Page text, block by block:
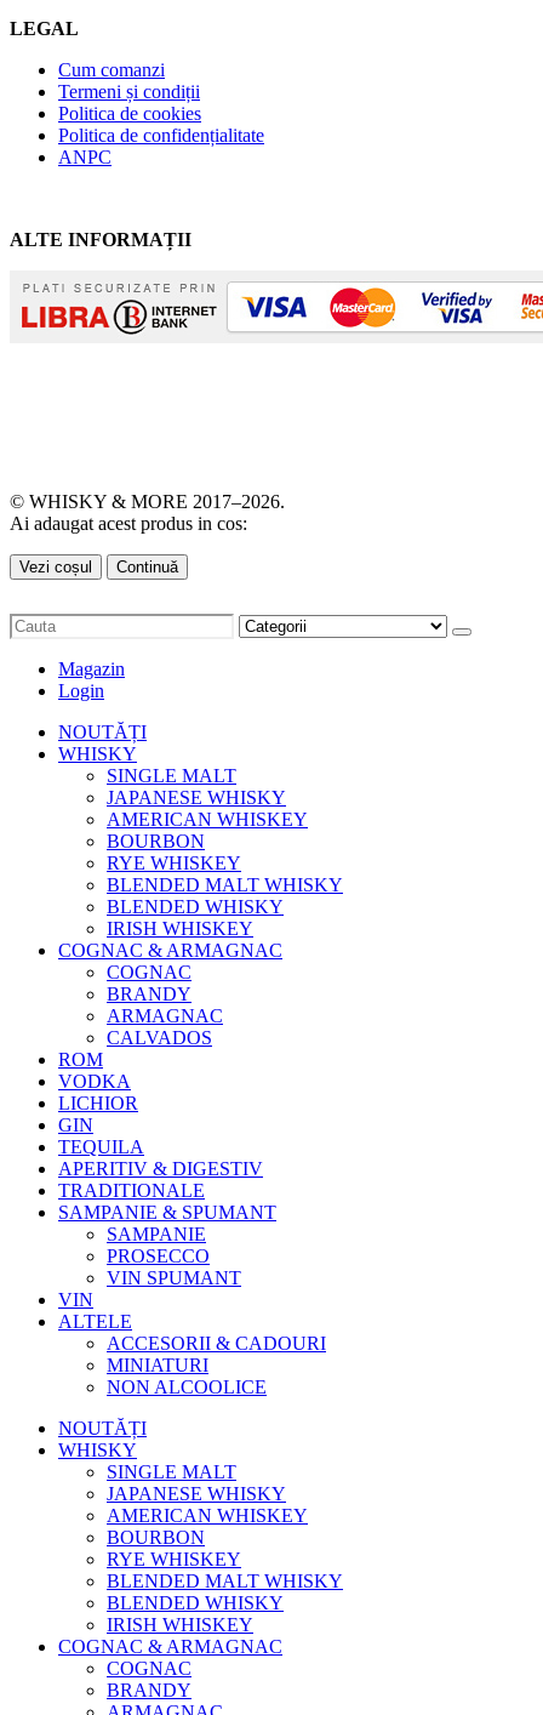
LEGAL
Cum comanzi
Termeni și condiții
Politica de cookies
Politica de confidențialitate
ANPC
ALTE INFORMAȚII
© WHISKY & MORE 2017–2026.
Ai adaugat acest produs in cos:
Vezi coșul Continuă
Magazin
Login
NOUTĂȚI
WHISKY
SINGLE MALT
JAPANESE WHISKY
AMERICAN WHISKEY
BOURBON
RYE WHISKEY
BLENDED MALT WHISKY
BLENDED WHISKY
IRISH WHISKEY
COGNAC & ARMAGNAC
COGNAC
BRANDY
ARMAGNAC
CALVADOS
ROM
VODKA
LICHIOR
GIN
TEQUILA
APERITIV & DIGESTIV
TRADITIONALE
SAMPANIE & SPUMANT
SAMPANIE
PROSECCO
VIN SPUMANT
VIN
ALTELE
ACCESORII & CADOURI
MINIATURI
NON ALCOOLICE
NOUTĂȚI
WHISKY
SINGLE MALT
JAPANESE WHISKY
AMERICAN WHISKEY
BOURBON
RYE WHISKEY
BLENDED MALT WHISKY
BLENDED WHISKY
IRISH WHISKEY
COGNAC & ARMAGNAC
COGNAC
BRANDY